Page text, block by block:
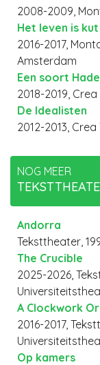
2008-2009,
Het leven is kut
2016-2017,
Amsterdam
Een soort
2018-2019,
De Idealisten
2012-2013,
NOG MEER
Andorra
Teksttheater,
The Crucible
2025-2026,
A Clockwork
2016-2017,
Op kamers